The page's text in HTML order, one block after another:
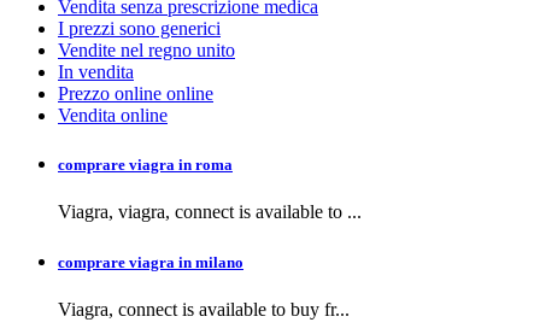
Vendita senza prescrizione medica
I prezzi sono generici
Vendite nel regno unito
In vendita
Prezzo online online
Vendita online
comprare viagra in roma
Viagra, viagra, connect is available to ...
comprare viagra in milano
Viagra, connect is available to buy fr...